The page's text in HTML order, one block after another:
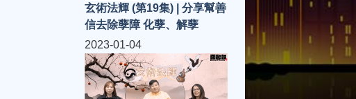
玄術法輝 (第19集) | 分享幫善
信去除孽障 化孽、解孽
2023-01-04